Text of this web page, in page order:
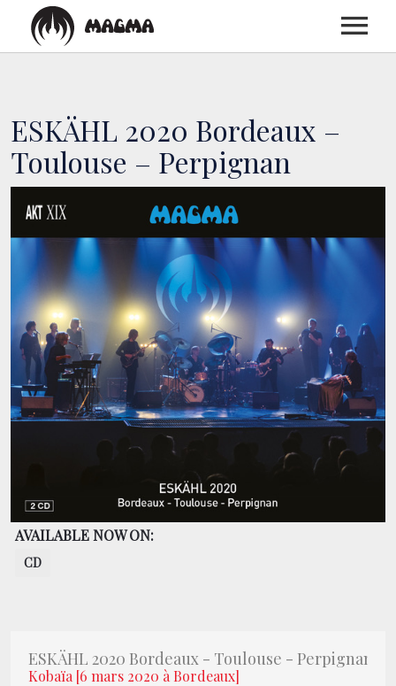
DISCOGRAPHIE
CONCERTS
MEDIAS
CONTACT
ESKÄHL 2020 Bordeaux –
Toulouse – Perpignan
AVAILABLE NOW ON:
CD
ESKÄHL 2020 Bordeaux - Toulouse - Perpignan
Kobaïa [6 mars 2020 à Bordeaux]